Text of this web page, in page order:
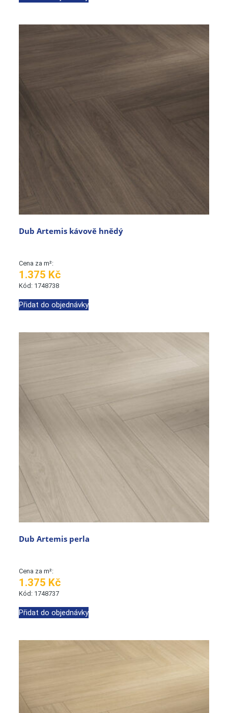
Dub Artemis kávově hnědý
Cena za m²:
1.375 Kč
Kód: 1748738
Přidat do objednávky
Dub Artemis perla
Cena za m²:
1.375 Kč
Kód: 1748737
Přidat do objednávky